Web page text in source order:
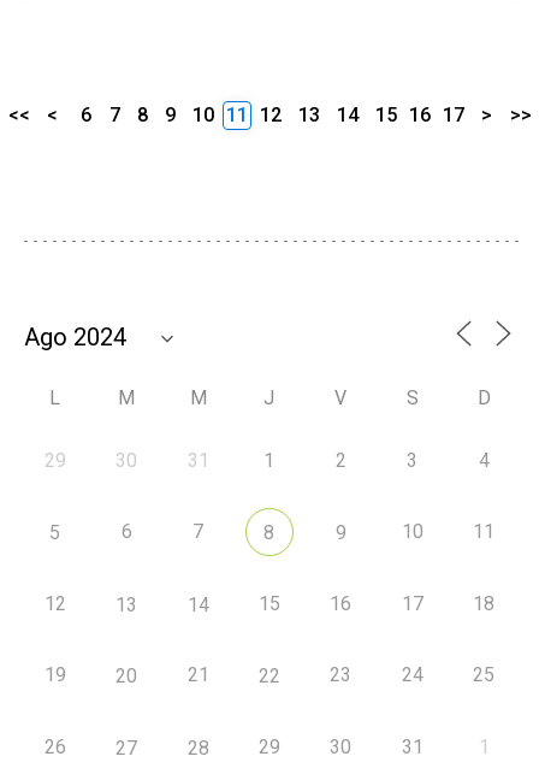
<< < 6 7 8 9 10 11 12 13 14 15 16 17 > >>
L M M J V S D
29 30 31 1 2 3 4
5 6 7 8 9 10 11
12 13 14 15 16 17 18
19 20 21 22 23 24 25
26 27 28 29 30 31 1